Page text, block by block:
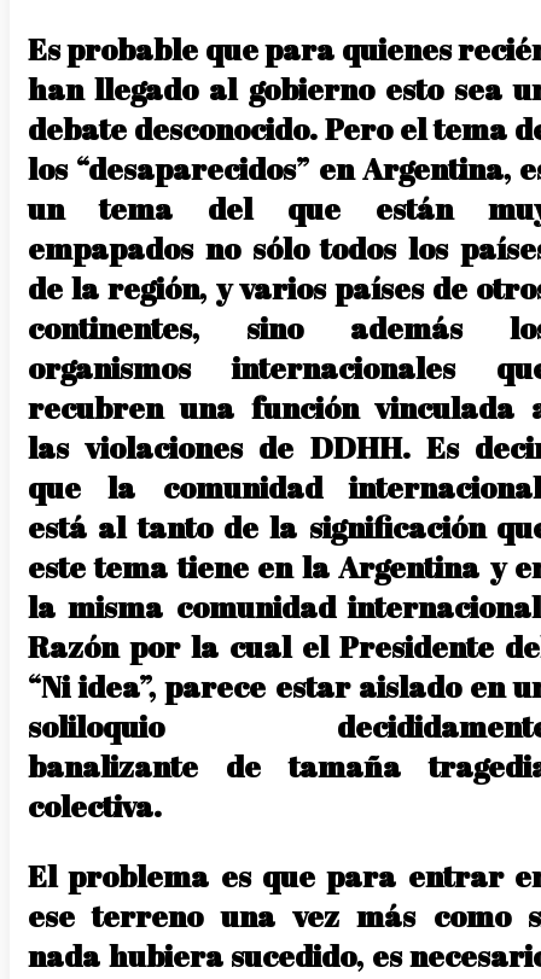
Es probable que para quienes
han llegado al gobierno esto sea
debate desconocido. Pero el tema
los “desaparecidos” en Argentina,
un tema del que están
empapados no sólo todos los
de la región, y varios países de
continentes, sino además
organismos internacionales
recubren una función vinculada
las violaciones de DDHH. Es
que la comunidad
está al tanto de la significación
este tema tiene en la Argentina y
la misma comunidad
Razón por la cual el Presidente
“Ni idea”, parece estar aislado en
soliloquio
banalizante de tamaña
colectiva.
El problema es que para entrar
ese terreno una vez más como
nada hubiera sucedido, es